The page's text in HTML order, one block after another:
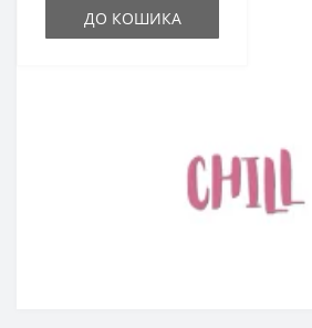
ДО КОШИКА